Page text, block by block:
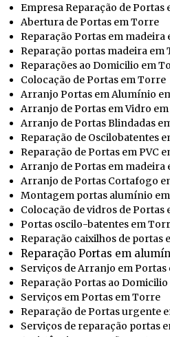
Empresa Reparação de Portas
Abertura de Portas em Torre
Reparação Portas em madeira
Reparação portas madeira em
Reparações ao Domicilio em
Colocação de Portas em Torre
Arranjo Portas em Alumínio
Arranjo de Portas em Vidro
Arranjo de Portas Blindadas
Reparação de Oscilobatentes
Reparação de Portas em PVC
Arranjo de Portas em madeira
Arranjo de Portas Cortafogo
Montagem portas alumínio
Colocação de vidros de Portas
Portas oscilo-batentes em
Reparação caixilhos de portas
Reparação Portas em
Serviços de Arranjo em
Reparação Portas ao
Serviços em Portas em Torre
Reparação de Portas urgente
Serviços de reparação portas